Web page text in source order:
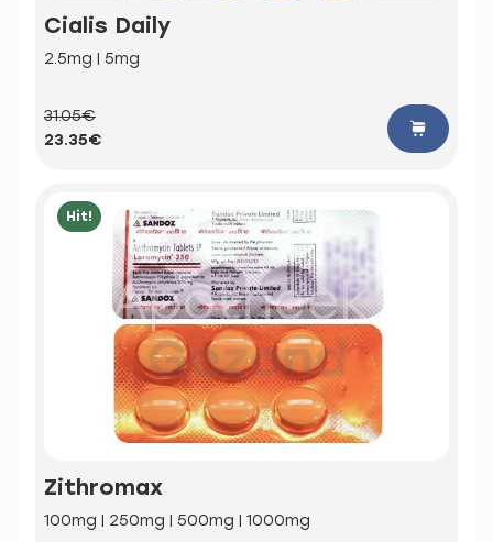
Cialis Daily
2.5mg | 5mg
31.05€
23.35€
Hit!
Zithromax
100mg | 250mg | 500mg | 1000mg